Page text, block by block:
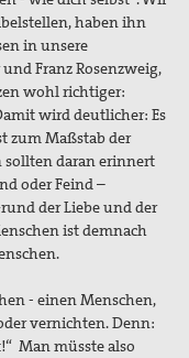
haben ihn
in unsere
Franz Rosenzweig,
wohl richtiger:
wird deutlicher: Es
zum Maßstab der
sollten daran erinnert
oder Feind –
der Liebe und der
ist demnach
- einen Menschen,
vernichten. Denn:
Man müsste also